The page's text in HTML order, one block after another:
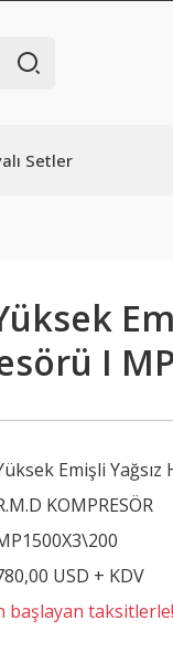
Setler
I
Emişli
KOMPRESÖR
USD + KDV
başlayan taksitlerle!